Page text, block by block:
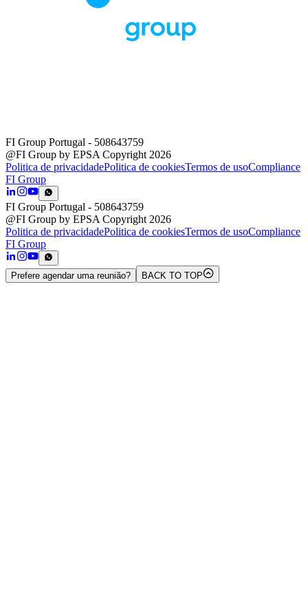
FI Group Portugal - 508643759
@FI Group by EPSA Copyright 2026
Politica de privacidadePolitica de cookiesTermos de usoCompliance
FI Group
FI Group Portugal - 508643759
@FI Group by EPSA Copyright 2026
Politica de privacidadePolitica de cookiesTermos de usoCompliance
FI Group
Prefere agendar uma reunião? BACK TO TOP